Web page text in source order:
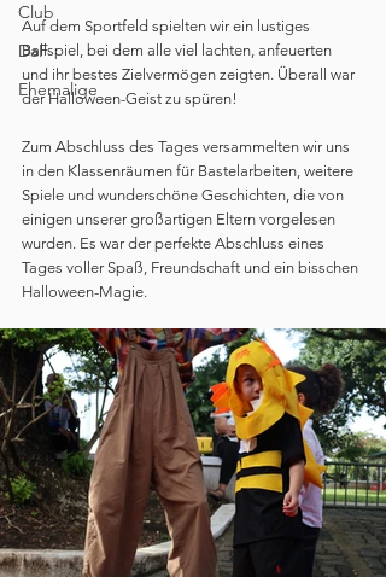
Club
DaF
Ehemalige
Auf dem Sportfeld spielten wir ein lustiges
Ballspiel, bei dem alle viel lachten, anfeuerten
und ihr bestes Zielvermögen zeigten. Überall war
der Halloween-Geist zu spüren!
Zum Abschluss des Tages versammelten wir uns
in den Klassenräumen für Bastelarbeiten, weitere
Spiele und wunderschöne Geschichten, die von
einigen unserer großartigen Eltern vorgelesen
wurden. Es war der perfekte Abschluss eines
Tages voller Spaß, Freundschaft und ein bisschen
Halloween-Magie.